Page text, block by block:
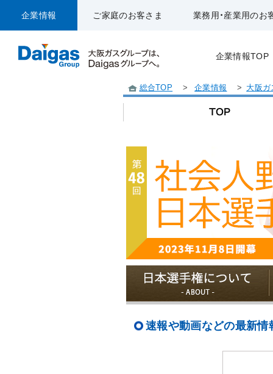
企業情報 ご家庭のお客さま 業務用・産業用のお
企業情報TOP
総合TOP > 企業情報 > 大阪ガ
速報や動画などの最新情